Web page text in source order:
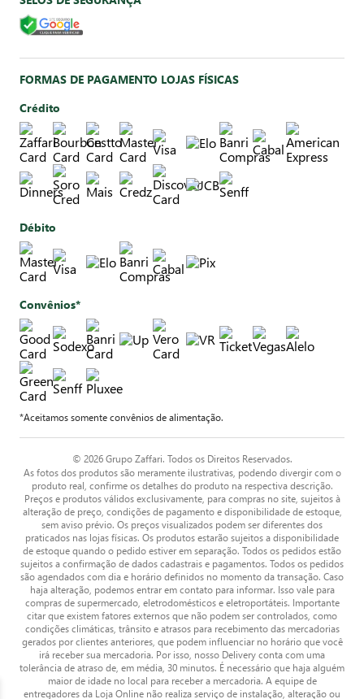
FORMAS DE PAGAMENTO LOJAS FÍSICAS
Crédito
Débito
Convênios*
*Aceitamos somente convênios de alimentação.
© 2026 Grupo Zaffari. Todos os Direitos Reservados.
As fotos dos produtos são meramente ilustrativas, podendo divergir com o
produto real, confirme os detalhes do produto na respectiva descrição.
Preços e produtos válidos exclusivamente, para compras no site, sujeitos à
alteração de preço, condições de pagamento e disponibilidade de estoque,
sem aviso prévio. Os preços visualizados podem ser diferentes dos
praticados nas lojas físicas. Os produtos estarão sujeitos a disponibilidade
de estoque quando o pedido estiver em separação. Todos os pedidos estão
sujeitos a confirmação de dados cadastrais e pagamentos. Todos os pedidos
são agendados com dia e horário definidos no momento da transação. Caso
haja alteração, podemos entrar em contato para informar. Isso vale para
compras de supermercado, eletrodomésticos e eletroportáteis. Importante
citar que existem fatores externos que não podem ser controlados, como
condições climáticas, trânsito e atrasos para recebimento das mercadorias
gerados por clientes anteriores, que podem influenciar no horário que você
irá receber sua mercadoria. Por isso, nosso Delivery conta com uma
tolerância de atraso de, em média, 30 minutos. É necessário que haja alguém
maior de idade no local para receber a mercadoria. A equipe de
entregadores da Loja Online não realiza serviço de instalação, alteração ou